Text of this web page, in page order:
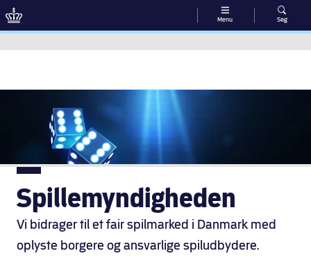
Menu Søg
Spillemyndigheden
Vi bidrager til et fair spilmarked i Danmark med
oplyste borgere og ansvarlige spiludbydere.